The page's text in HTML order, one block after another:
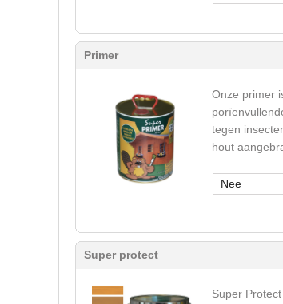
Primer
Onze primer
tegen
hout
Nee
Super protect
Super